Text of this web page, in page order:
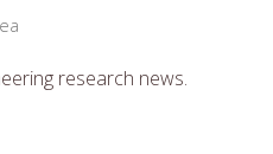
research news.